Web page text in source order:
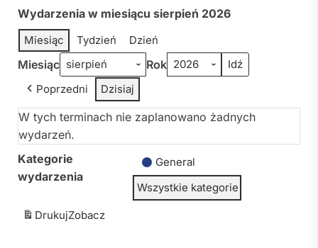
Wydarzenia w miesiącu sierpień 2026
Miesiąc Tydzień Dzień
Miesiąc Rok
Poprzedni Dzisiaj
W tych terminach nie zaplanowano żadnych
wydarzeń.
Kategorie
wydarzenia
General
Wszystkie kategorie
DrukujZobacz